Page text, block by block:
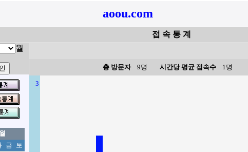
aoou.com
접 속 통 계
월
금 토
총 방문자9명 시간당 평균 접속수 1명
3